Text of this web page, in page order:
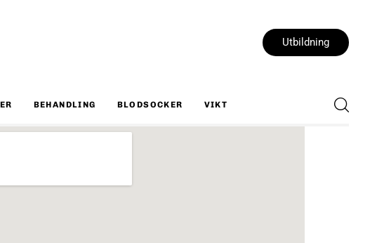
Utbildning
BEHANDLING BLODSOCKER VIKT